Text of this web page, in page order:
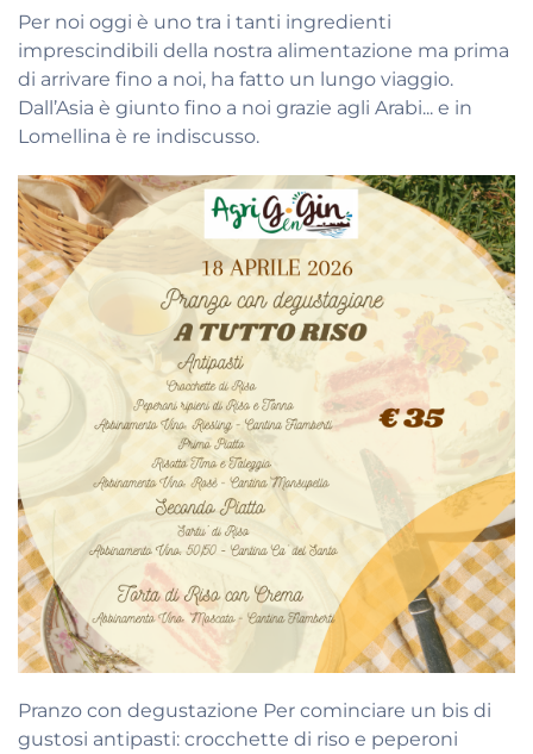
Per noi oggi è uno tra i tanti ingredienti
imprescindibili della nostra alimentazione ma prima
di arrivare fino a noi, ha fatto un lungo viaggio.
Dall’Asia è giunto fino a noi grazie agli Arabi... e in
Lomellina è re indiscusso.
Pranzo con degustazione Per cominciare un bis di
gustosi antipasti: crocchette di riso e peperoni